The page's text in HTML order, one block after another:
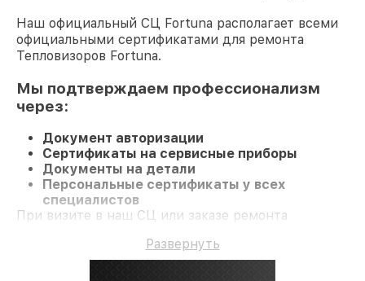
Наш официальный СЦ Fortuna располагает всеми
официальными сертификатами для ремонта
Тепловизоров Fortuna.
Мы подтверждаем профессионализм
через:
Документ авторизации
Сертификаты на сервисные приборы
Документы на детали
Персональные сертификаты у всех
специалистов
При визите в наш СЦ или заказе ремонта
официальную гарантию до 3 лет.
Развернуть